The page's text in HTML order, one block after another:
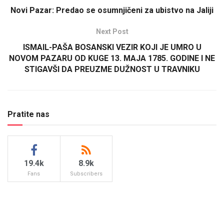
Novi Pazar: Predao se osumnjičeni za ubistvo na Jaliji
Next Post
ISMAIL-PAŠA BOSANSKI VEZIR KOJI JE UMRO U
NOVOM PAZARU OD KUGE 13. MAJA 1785. GODINE I NE
STIGAVŠI DA PREUZME DUŽNOST U TRAVNIKU
Pratite nas
19.4k
Fans
8.9k
Subscribers